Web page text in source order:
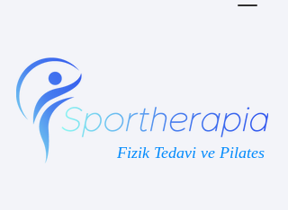
Fizik Tedavi ve Pilates